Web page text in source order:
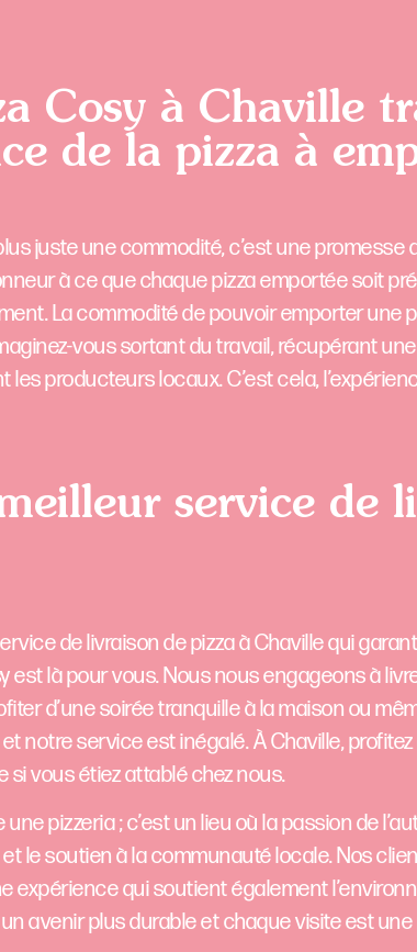
Cosy à Chaville
de la pizza à
juste une commodité, c’est une
à ce que chaque pizza emportée soit
La commodité de pouvoir emporter une
vous sortant du travail, récupérant
producteurs locaux. C’est cela,
service de
de livraison de pizza à Chaville qui
est là pour vous. Nous nous engageons à
d’une soirée tranquille à la maison ou
notre service est inégalé. À Chaville,
si vous étiez attablé chez nous.
une pizzeria ; c’est un lieu où la passion de
le soutien à la communauté locale. Nos
expérience qui soutient également
avenir plus durable et chaque visite est